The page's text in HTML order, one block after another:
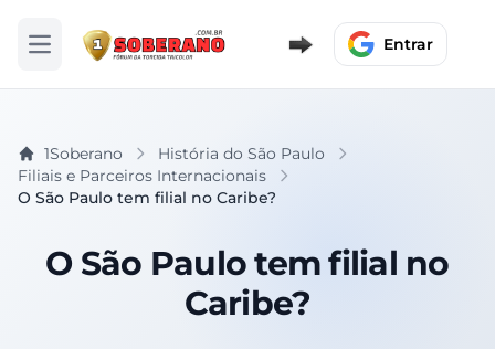
Abrir menu Entrar
1Soberano
História do São Paulo
Filiais e Parceiros Internacionais
O São Paulo tem filial no Caribe?
O São Paulo tem filial no
Caribe?